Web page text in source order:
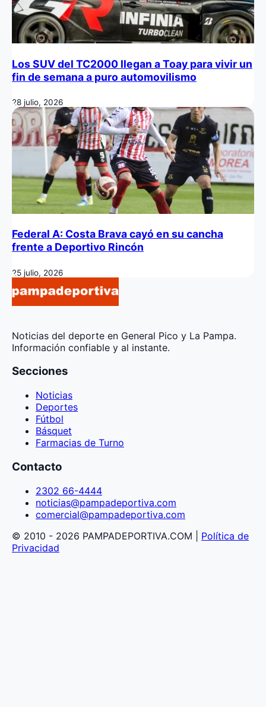
Los SUV del TC2000 llegan a Toay para vivir un
fin de semana a puro automovilismo
28 julio, 2026
Federal A: Costa Brava cayó en su cancha
frente a Deportivo Rincón
25 julio, 2026
Noticias del deporte en General Pico y La Pampa.
Información confiable y al instante.
Secciones
Noticias
Deportes
Fútbol
Básquet
Farmacias de Turno
Contacto
2302 66-4444
noticias@pampadeportiva.com
comercial@pampadeportiva.com
© 2010 - 2026 PAMPADEPORTIVA.COM | Política de
Privacidad